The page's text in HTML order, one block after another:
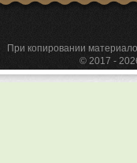
При копировании
© 2017 -